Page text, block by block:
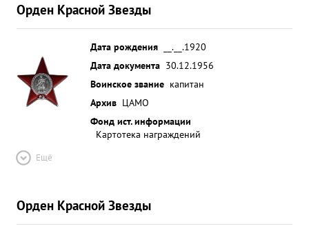
Орден Красной Звезды
Дата рождения
__.__.1920
Дата документа 30.12.1956
Воинское звание капитан
Архив ЦАМО
Фонд ист. информации
Картотека награждений
Ещё
Орден Красной Звезды